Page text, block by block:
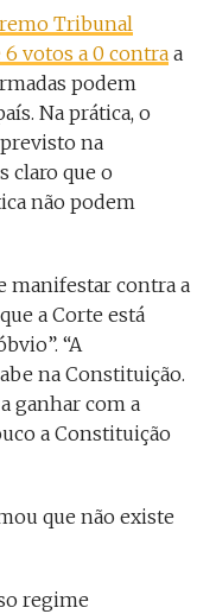
Tribunal
votos a 0 contraa
podem
Na prática, o
na
claro que o
não podem
manifestar contra a
a Corte está
“A
na Constituição.
ganhar com a
a Constituição
que não existe
regime